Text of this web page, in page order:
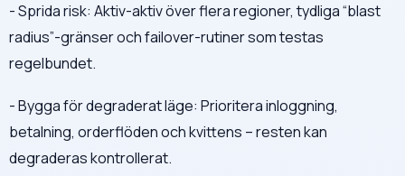
- Sprida risk: Aktiv-aktiv över flera regioner, tydliga “blast
radius”-gränser och failover-rutiner som testas
regelbundet.
- Bygga för degraderat läge: Prioritera inloggning,
betalning, orderflöden och kvittens – resten kan
degraderas kontrollerat.